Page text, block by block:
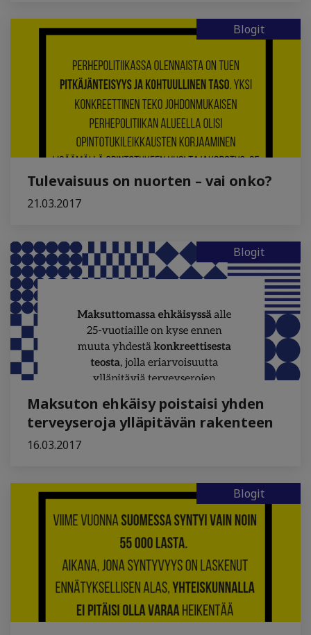
Blogit
Tulevaisuus on nuorten – vai onko?
21.03.2017
Blogit
Maksuton ehkäisy poistaisi yhden
terveyseroja ylläpitävän rakenteen
16.03.2017
Blogit